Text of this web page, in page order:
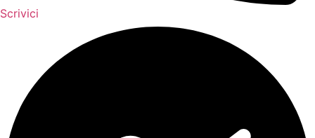
Scrivici